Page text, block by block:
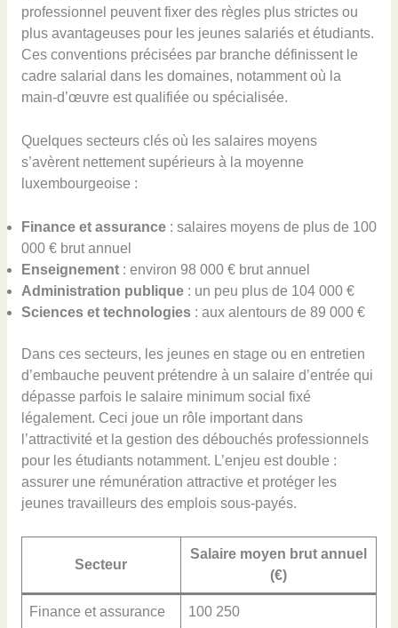
professionnel peuvent fixer des règles plus strictes ou
plus avantageuses pour les jeunes salariés et étudiants.
Ces conventions précisées par branche définissent le
cadre salarial dans les domaines, notamment où la
main-d’œuvre est qualifiée ou spécialisée.
Quelques secteurs clés où les salaires moyens
s’avèrent nettement supérieurs à la moyenne
luxembourgeoise :
Finance et assurance: salaires moyens de plus de 100
000 € brut annuel
Enseignement: environ 98 000 € brut annuel
Administration publique: un peu plus de 104 000 €
Sciences et technologies: aux alentours de 89 000 €
Dans ces secteurs, les jeunes en stage ou en entretien
d’embauche peuvent prétendre à un salaire d’entrée qui
dépasse parfois le salaire minimum social fixé
légalement. Ceci joue un rôle important dans
l’attractivité et la gestion des débouchés professionnels
pour les étudiants notamment. L’enjeu est double :
assurer une rémunération attractive et protéger les
jeunes travailleurs des emplois sous-payés.
Secteur
Salaire moyen brut annuel
(€)
Finance et assurance 100 250